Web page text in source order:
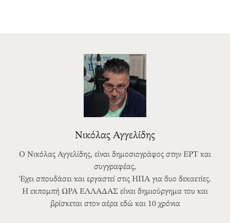
Νικόλας Αγγελίδης
Ο Νικόλας Αγγελίδης, είναι δημοσιογράφος στην ΕΡΤ και
συγγραφέας,
Έχει σπουδάσει και εργαστεί στις ΗΠΑ για δυο δεκαετίες.
Η εκπομπή ΩΡΑ ΕΛΛΑΔΑΣ είναι δημιούργημα του και
βρίσκεται στον αέρα εδώ και 10 χρόνια